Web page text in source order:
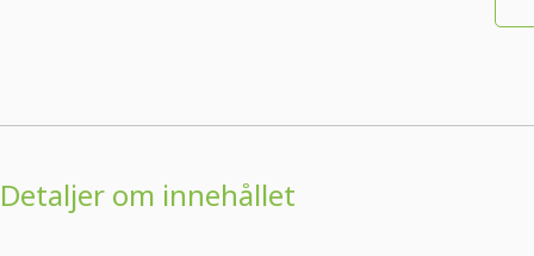
Detaljer om innehållet